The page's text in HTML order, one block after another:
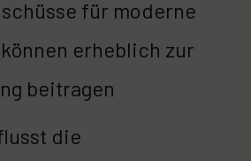
für moderne
erheblich zur
beitragen
die